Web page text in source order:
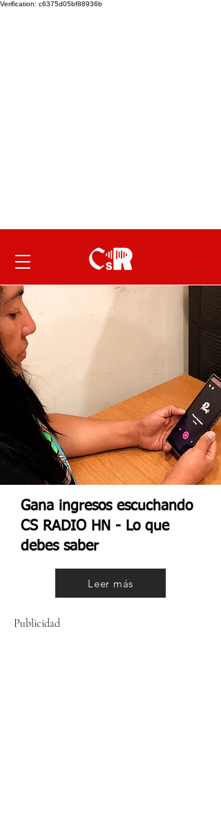
Verification: c6375d05bf88936b
Gana ingresos escuchando
CS RADIO HN - Lo que
debes saber
Leer más
Publicidad